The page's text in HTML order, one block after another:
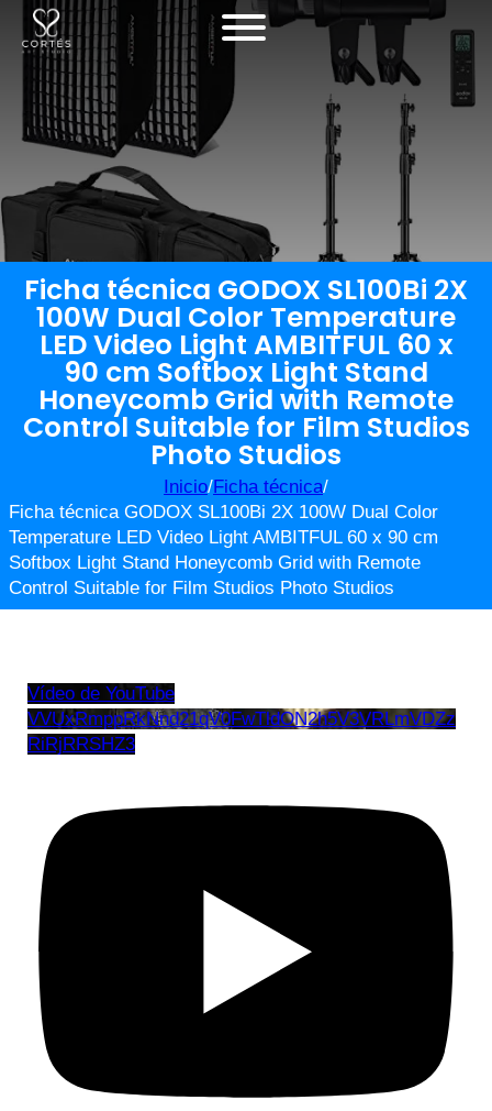
Ficha técnica GODOX SL100Bi 2X
100W Dual Color Temperature
LED Video Light AMBITFUL 60 x
90 cm Softbox Light Stand
Honeycomb Grid with Remote
Control Suitable for Film Studios
Photo Studios
Inicio/Ficha técnica/
Ficha técnica GODOX SL100Bi 2X 100W Dual Color
Temperature LED Video Light AMBITFUL 60 x 90 cm
Softbox Light Stand Honeycomb Grid with Remote
Control Suitable for Film Studios Photo Studios
Vídeo de YouTube
VVUxRmppRkNnd21qV0FwTldON2h5V3VRLmVDZz
RiRjRRSHZ3